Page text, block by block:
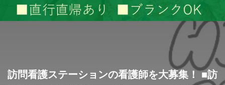
訪問看護ステーションの看護師を大募集！ ■訪